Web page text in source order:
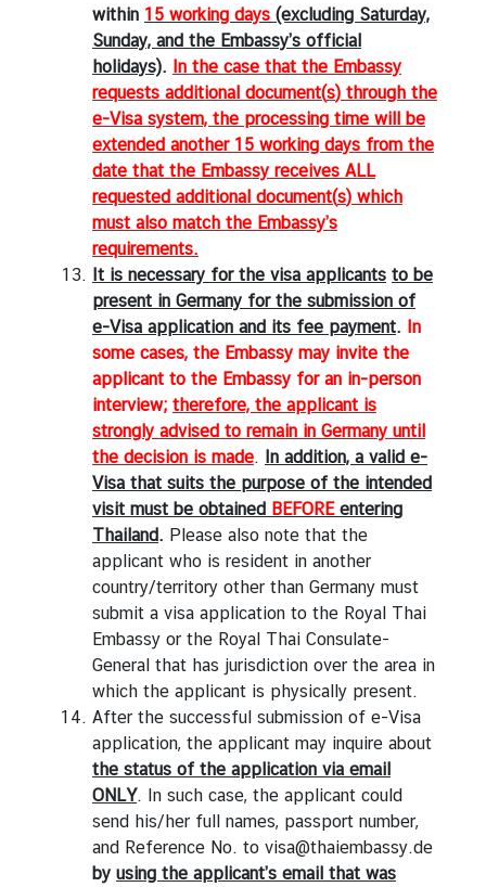
within 15 working days (excluding Saturday,
Sunday, and the Embassy’s official
holidays). In the case that the Embassy
requests additional document(s) through the
e-Visa system, the processing time will be
extended another 15 working days from the
date that the Embassy receives ALL
requested additional document(s) which
must also match the Embassy’s
requirements.
It is necessary for the visa applicants to be
present in Germany for the submission of
e-Visa application and its fee payment. In
some cases, the Embassy may invite the
applicant to the Embassy for an in-person
interview; therefore, the applicant is
strongly advised to remain in Germany until
the decision is made. In addition, a valid e-
Visa that suits the purpose of the intended
visit must be obtained BEFOREentering
Thailand. Please also note that the
applicant who is resident in another
country/territory other than Germany must
submit a visa application to the Royal Thai
Embassy or the Royal Thai Consulate-
General that has jurisdiction over the area in
which the applicant is physically present.
After the successful submission of e-Visa
application, the applicant may inquire about
the status of the application via email
ONLY. In such case, the applicant could
send his/her full names, passport number,
and Reference No. to visa@thaiembassy.de
by using the applicant’s email that was